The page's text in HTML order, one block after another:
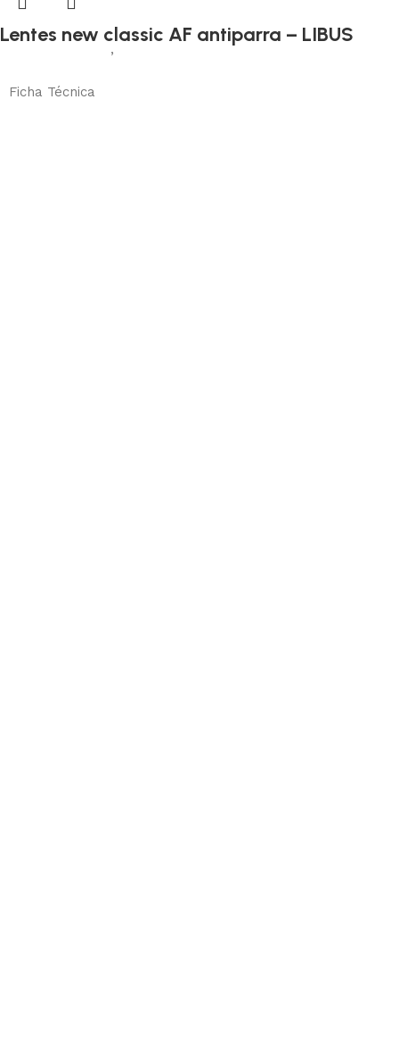
Lentes new classic AF antiparra – LIBUS
,
Ficha Técnica